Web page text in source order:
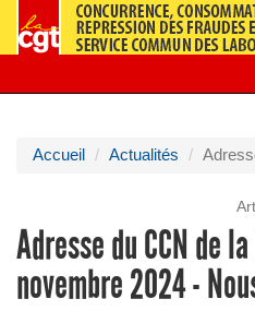
Accueil Actualités
Adresse du CCN de
novembre 2024 -